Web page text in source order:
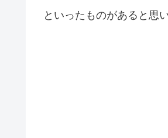
といったものがあると思